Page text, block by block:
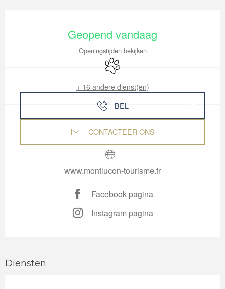
Geopend vandaag
Openingstijden bekijken
Dieren toegelaten
+ 16 andere dienst(en)
BEL
CONTACTEER ONS
www.montlucon-tourisme.fr
Facebook pagina
Instagram pagina
Diensten